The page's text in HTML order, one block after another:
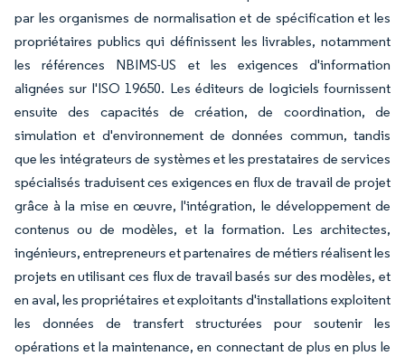
par les organismes de normalisation et de spécification et les
propriétaires publics qui définissent les livrables, notamment
les références NBIMS-US et les exigences d'information
alignées sur l'ISO 19650. Les éditeurs de logiciels fournissent
ensuite des capacités de création, de coordination, de
simulation et d'environnement de données commun, tandis
que les intégrateurs de systèmes et les prestataires de services
spécialisés traduisent ces exigences en flux de travail de projet
grâce à la mise en œuvre, l'intégration, le développement de
contenus ou de modèles, et la formation. Les architectes,
ingénieurs, entrepreneurs et partenaires de métiers réalisent les
projets en utilisant ces flux de travail basés sur des modèles, et
en aval, les propriétaires et exploitants d'installations exploitent
les données de transfert structurées pour soutenir les
opérations et la maintenance, en connectant de plus en plus le